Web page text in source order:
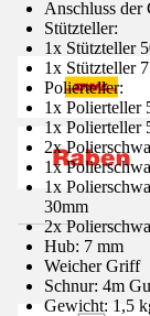
Anschluss der
Stützteller:
1x Stützteller
1x Stützteller
Polierteller:
1x Polierteller
1x Polierteller
2x
1x
1x
30mm
2x
Hub: 7 mm
Weicher Griff
Schnur: 4m
Gewicht: 1,5